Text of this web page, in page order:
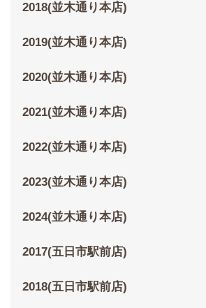
2018(並木通り本店)
2019(並木通り本店)
2020(並木通り本店)
2021(並木通り本店)
2022(並木通り本店)
2023(並木通り本店)
2024(並木通り本店)
2017(五日市駅前店)
2018(五日市駅前店)